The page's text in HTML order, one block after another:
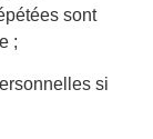
sont
;
si